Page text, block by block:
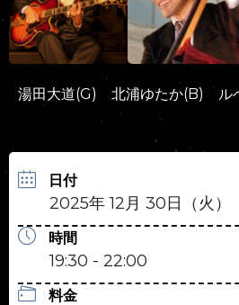
湯田大道(G) 北浦ゆたか(B) ル
日付
2025年 12月 30日（火）
時間
19:30 - 22:00
料金